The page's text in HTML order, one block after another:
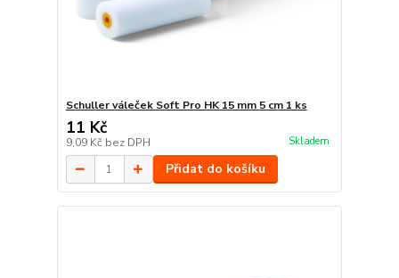
Schuller váleček Soft Pro HK 15 mm 5 cm 1 ks
11 Kč
9,09 Kč bez DPH Skladem
Přidat do košíku